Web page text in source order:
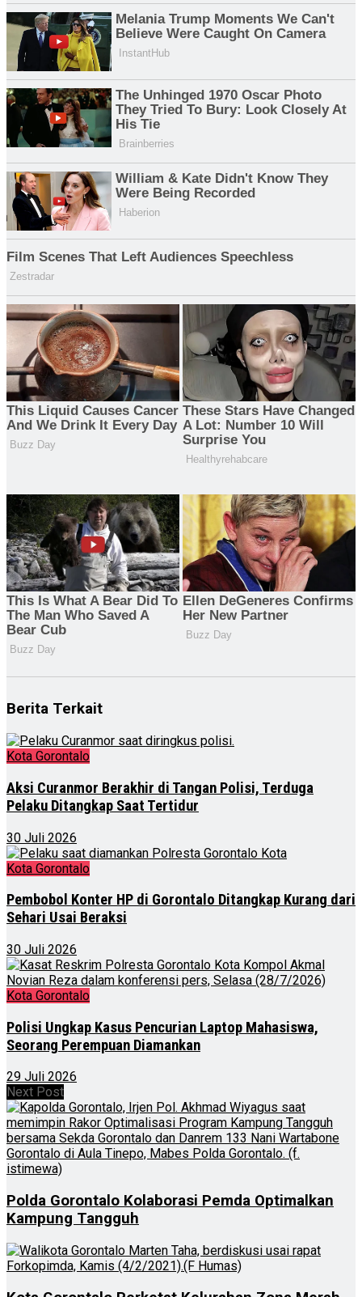
Berita Terkait
Kota Gorontalo
Aksi Curanmor Berakhir di Tangan Polisi, Terduga
Pelaku Ditangkap Saat Tertidur
30 Juli 2026
Kota Gorontalo
Pembobol Konter HP di Gorontalo Ditangkap Kurang dari
Sehari Usai Beraksi
30 Juli 2026
Kota Gorontalo
Polisi Ungkap Kasus Pencurian Laptop Mahasiswa,
Seorang Perempuan Diamankan
29 Juli 2026
Next Post
Polda Gorontalo Kolaborasi Pemda Optimalkan
Kampung Tangguh